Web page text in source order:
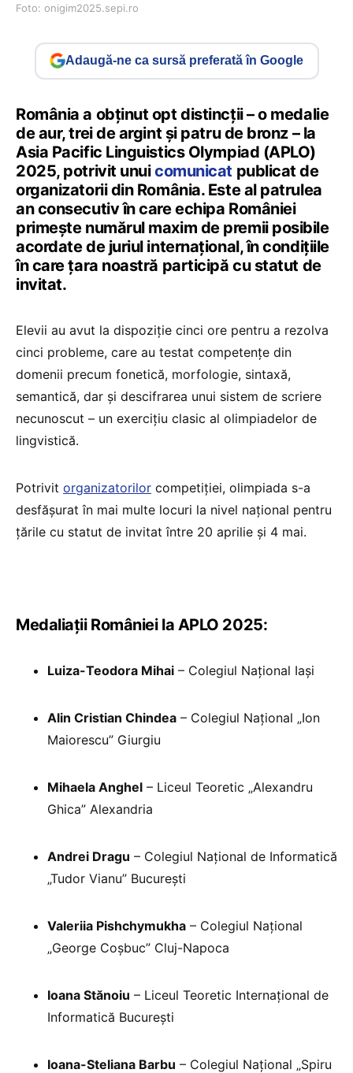
Foto: onigim2025.sepi.ro
Adaugă-ne ca sursă preferată în Google
România a obținut opt distincții – o medalie
de aur, trei de argint și patru de bronz – la
Asia Pacific Linguistics Olympiad (APLO)
2025, potrivit unuicomunicat publicat de
organizatorii din România. Este al patrulea
an consecutiv în care echipa României
primește numărul maxim de premii posibile
acordate de juriul internațional, în condițiile
în care țara noastră participă cu statut de
invitat.
Elevii au avut la dispoziție cinci ore pentru a rezolva
cinci probleme, care au testat competențe din
domenii precum fonetică, morfologie, sintaxă,
semantică, dar și descifrarea unui sistem de scriere
necunoscut – un exercițiu clasic al olimpiadelor de
lingvistică.
Potrivit organizatorilor competiției, olimpiada s-a
desfășurat în mai multe locuri la nivel național pentru
țările cu statut de invitat între 20 aprilie și 4 mai.
Medaliații României la APLO 2025:
Luiza-Teodora Mihai – Colegiul Național Iași
Alin Cristian Chindea – Colegiul Național „Ion
Maiorescu” Giurgiu
Mihaela Anghel – Liceul Teoretic „Alexandru
Ghica” Alexandria
Andrei Dragu – Colegiul Național de Informatică
„Tudor Vianu” București
Valeriia Pishchymukha – Colegiul Național
„George Coșbuc” Cluj-Napoca
Ioana Stănoiu – Liceul Teoretic Internațional de
Informatică București
Ioana-Steliana Barbu – Colegiul Național „Spiru